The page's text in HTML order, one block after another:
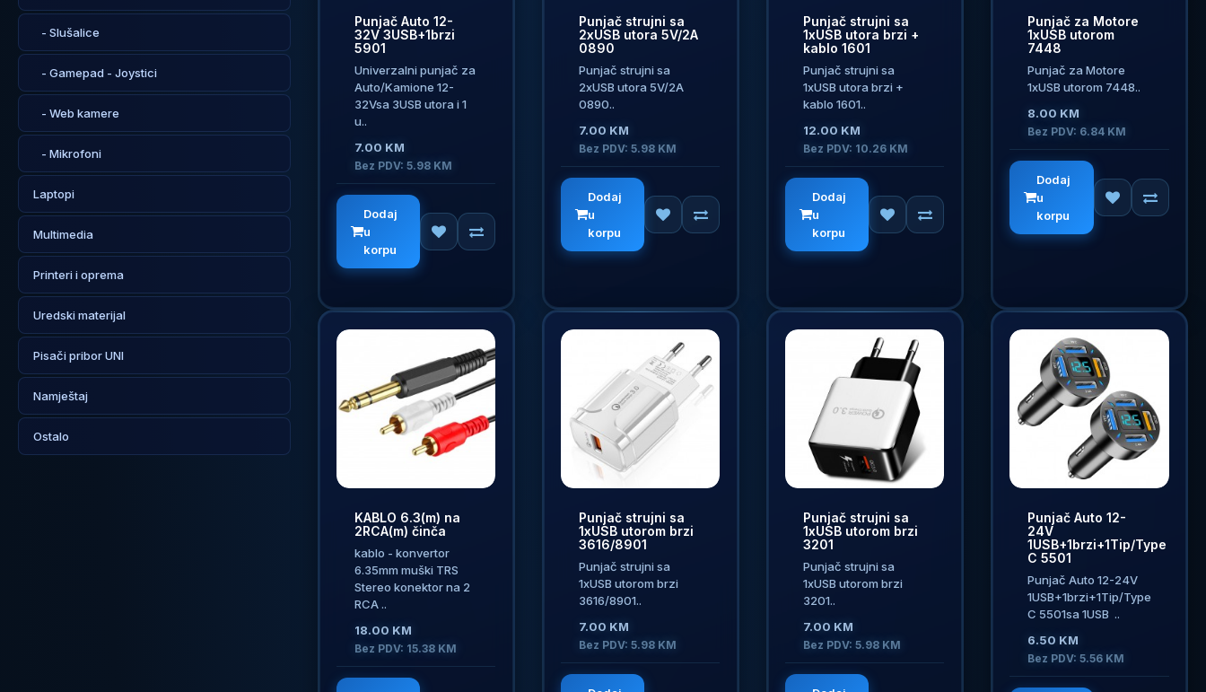
- Slušalice
- Gamepad - Joystici
- Web kamere
- Mikrofoni
Laptopi
Multimedia
Printeri i oprema
Uredski materijal
Pisači pribor UNI
Namještaj
Ostalo
Punjač Auto 12-
32V 3USB+1brzi
5901
Univerzalni punjač za
Auto/Kamione 12-
32Vsa 3USB utora i 1
u..
7.00 KM
Bez PDV: 5.98 KM
Dodaj
u
korpu
Punjač strujni sa
2xUSB utora 5V/2A
0890
Punjač strujni sa
2xUSB utora 5V/2A
0890..
7.00 KM
Bez PDV: 5.98 KM
Dodaj
u
korpu
Punjač strujni sa
1xUSB utora brzi +
kablo 1601
Punjač strujni sa
1xUSB utora brzi +
kablo 1601..
12.00 KM
Bez PDV: 10.26 KM
Dodaj
u
korpu
Punjač za Motore
1xUSB utorom
7448
Punjač za Motore
1xUSB utorom 7448..
8.00 KM
Bez PDV: 6.84 KM
Dodaj
u
korpu
KABLO 6.3(m) na
2RCA(m) činča
kablo - konvertor
6.35mm muški TRS
Stereo konektor na 2
RCA ..
18.00 KM
Bez PDV: 15.38 KM
Punjač strujni sa
1xUSB utorom brzi
3616/8901
Punjač strujni sa
1xUSB utorom brzi
3616/8901..
7.00 KM
Bez PDV: 5.98 KM
Punjač strujni sa
1xUSB utorom brzi
3201
Punjač strujni sa
1xUSB utorom brzi
3201..
7.00 KM
Bez PDV: 5.98 KM
Punjač Auto 12-
24V
1USB+1brzi+1Tip/Type
C 5501
Punjač Auto 12-24V
1USB+1brzi+1Tip/Type
C 5501sa 1USB ..
6.50 KM
Bez PDV: 5.56 KM